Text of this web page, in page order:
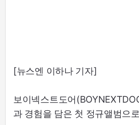
[뉴스엔 이하나 기자]
보이넥스트도어
과 경험을 담은 첫 정규앨범으